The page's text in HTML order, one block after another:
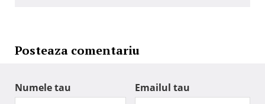
Posteaza comentariu
Numele tau Emailul tau